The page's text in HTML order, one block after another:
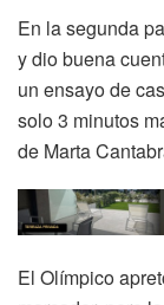
En la segunda
y dio buena
un ensayo de
solo 3 minutos
de Marta
El Olímpico